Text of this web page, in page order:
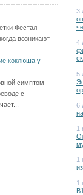
Фестал
возникают
коклюша у
симптом
с
3
4
5
6
1
1
1